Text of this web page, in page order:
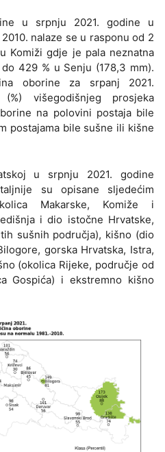
u srpnju 2021. godine u
nalaze se u rasponu od 2
Komiži gdje je pala neznatna
429 % u Senju (178,3 mm).
oborine za srpanj 2021.
višegodišnjeg prosjeka
na polovini postaja bile
postajama bile sušne ili kišne
u srpnju 2021. godine
su opisane sljedećim
Makarske, Komiže i
i dio istočne Hrvatske,
sušnih područja), kišno (dio
gorska Hrvatska, Istra,
(okolica Rijeke, područje od
Gospića) i ekstremno kišno